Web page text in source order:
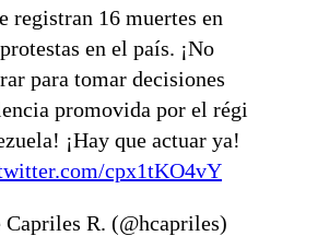
registran 16 muertes en
en el país​. ¡No
para tomar decisiones
promovida por el régi​
¡Hay que actuar ya!
cpx1tKO4vY
R. (@hcapriles)